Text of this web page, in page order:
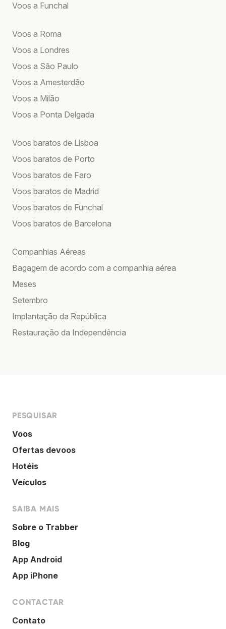
Voos a Funchal
Voos a Roma
Voos a Londres
Voos a São Paulo
Voos a Amesterdão
Voos a Milão
Voos a Ponta Delgada
Voos baratos de Lisboa
Voos baratos de Porto
Voos baratos de Faro
Voos baratos de Madrid
Voos baratos de Funchal
Voos baratos de Barcelona
Companhias Aéreas
Bagagem de acordo com a companhia aérea
Meses
Setembro
Implantação da República
Restauração da Independência
PESQUISAR
Voos
Ofertas devoos
Hotéis
Veículos
SAIBA MAIS
Sobre o Trabber
Blog
App Android
App iPhone
CONTACTAR
Contato